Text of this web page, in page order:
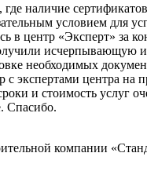
наличие
условием для
в центр «Эксперт» за
исчерпывающую
необходимых
с экспертами центра на
и стоимость услуг
Спасибо.
компании